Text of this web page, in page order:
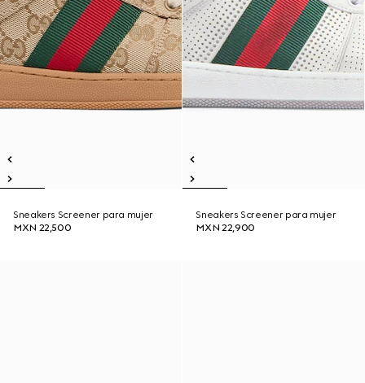
Sneakers Screener para mujer
MXN 22,500
Sneakers Screener para mujer
MXN 22,900